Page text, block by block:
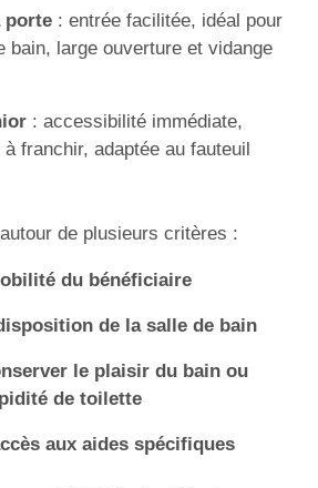
porte: entrée facilitée, idéal pour
bain, large ouverture et vidange
: accessibilité immédiate,
franchir, adaptée au fauteuil
de plusieurs critères :
du bénéficiaire
de la salle de bain
le plaisir du bain ou
de toilette
aux aides spécifiques